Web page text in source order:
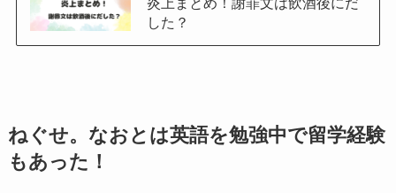
した？
ねぐせ。なおとは英語を勉強中で留学経験
もあった！